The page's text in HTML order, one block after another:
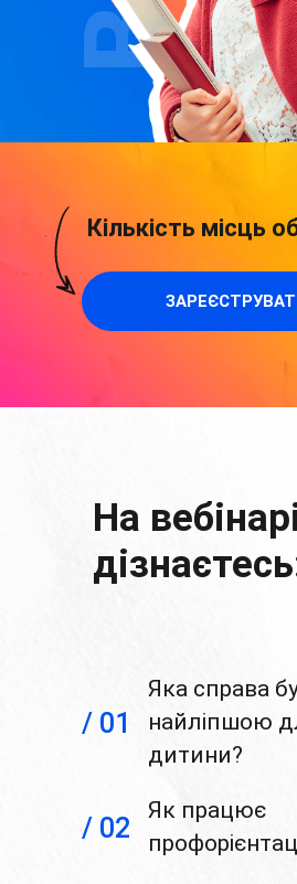
Кількість місць
На
Яка справа
найліпшою
дитини?
/ 01
Як працює
/ 02